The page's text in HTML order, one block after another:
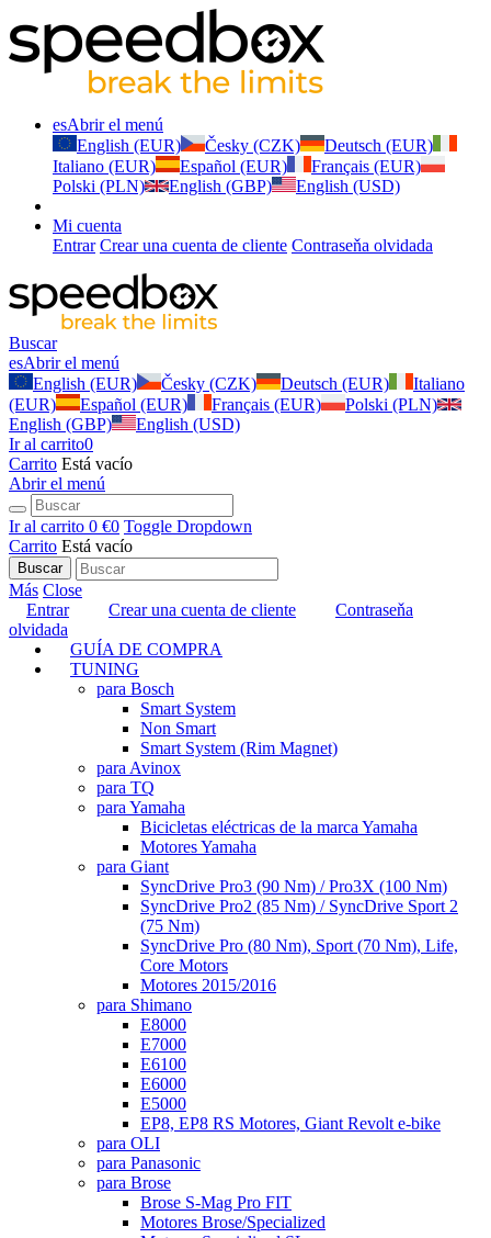
esAbrir el menú
English (EUR)
Česky (CZK)
Deutsch (EUR)
Italiano (EUR)
Español (EUR)
Français (EUR)
Polski (PLN)
English (GBP) English (USD)
Mi cuenta
Entrar Crear una cuenta de cliente Contraseňa olvidada
Buscar
esAbrir el menú
English (EUR)
Česky (CZK) Deutsch (EUR)
Italiano
(EUR)
Español (EUR) Français (EUR)
Polski (PLN)
English (GBP)
English (USD)
Ir al carrito0
Carrito Está vacío
Abrir el menú
Ir al carrito 0 €0 Toggle Dropdown
Carrito Está vacío
Buscar
Más Close
Entrar
Crear una cuenta de cliente
Contraseňa
olvidada
GUÍA DE COMPRA
TUNING
para Bosch
Smart System
Non Smart
Smart System (Rim Magnet)
para Avinox
para TQ
para Yamaha
Bicicletas eléctricas de la marca Yamaha
Motores Yamaha
para Giant
SyncDrive Pro3 (90 Nm) / Pro3X (100 Nm)
SyncDrive Pro2 (85 Nm) / SyncDrive Sport 2
(75 Nm)
SyncDrive Pro (80 Nm), Sport (70 Nm), Life,
Core Motors
Motores 2015/2016
para Shimano
E8000
E7000
E6100
E6000
E5000
EP8, EP8 RS Motores, Giant Revolt e-bike
para OLI
para Panasonic
para Brose
Brose S-Mag Pro FIT
Motores Brose/Specialized